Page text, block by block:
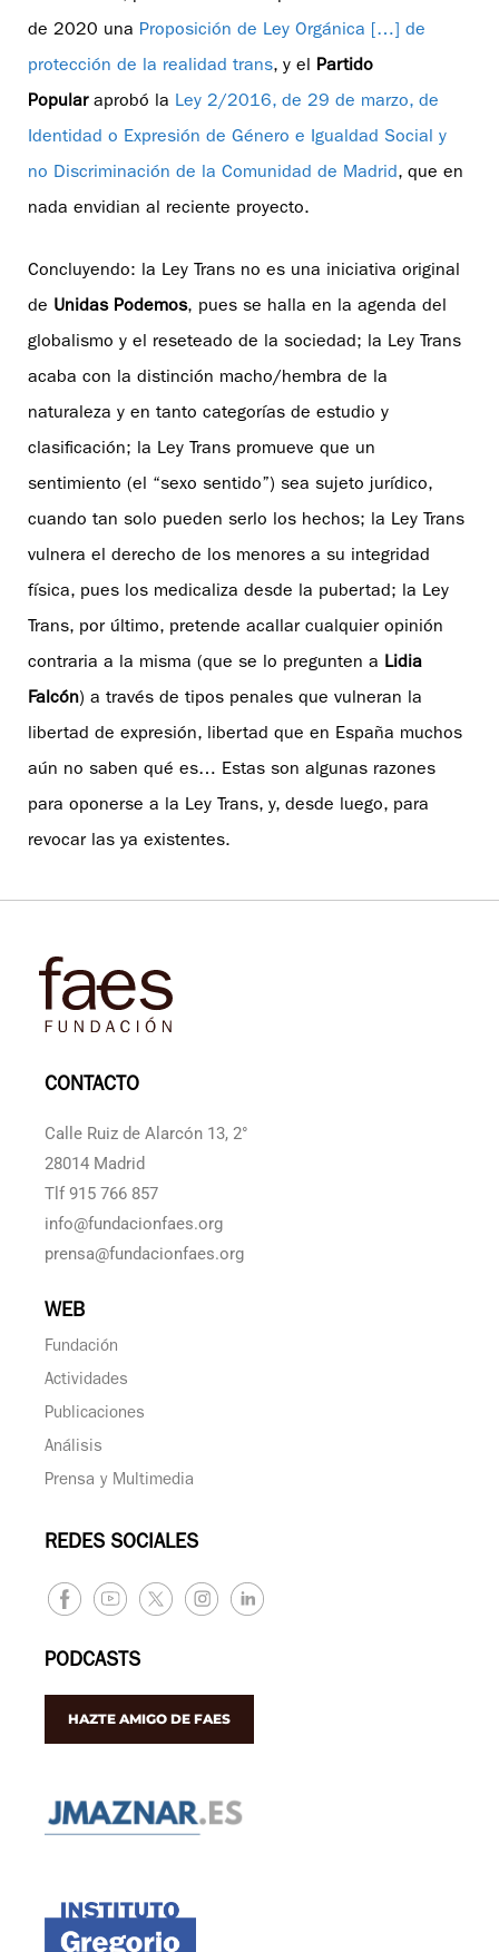
de 2020 una Proposición de Ley Orgánica […] de
protección de la realidad trans, y el Partido
Popularaprobó la Ley 2/2016, de 29 de marzo, de
Identidad o Expresión de Género e Igualdad Social y
no Discriminación de la Comunidad de Madrid, que en
nada envidian al reciente proyecto.
Concluyendo: la Ley Trans no es una iniciativa original
de Unidas Podemos, pues se halla en la agenda del
globalismo y el reseteado de la sociedad; la Ley Trans
acaba con la distinción macho/hembra de la
naturaleza y en tanto categorías de estudio y
clasificación; la Ley Trans promueve que un
sentimiento (el “sexo sentido”) sea sujeto jurídico,
cuando tan solo pueden serlo los hechos; la Ley Trans
vulnera el derecho de los menores a su integridad
física, pues los medicaliza desde la pubertad; la Ley
Trans, por último, pretende acallar cualquier opinión
contraria a la misma (que se lo pregunten a Lidia
Falcón) a través de tipos penales que vulneran la
libertad de expresión, libertad que en España muchos
aún no saben qué es… Estas son algunas razones
para oponerse a la Ley Trans, y, desde luego, para
revocar las ya existentes.
CONTACTO
Calle Ruiz de Alarcón 13, 2°
28014 Madrid
Tlf 915 766 857
info@fundacionfaes.org
prensa@fundacionfaes.org
WEB
Fundación
Actividades
Publicaciones
Análisis
Prensa y Multimedia
REDES SOCIALES
PODCASTS
HAZTE AMIGO DE FAES